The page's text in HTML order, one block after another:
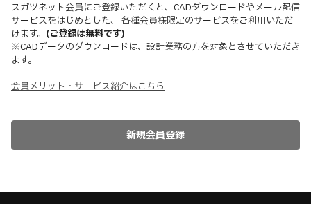
スガツネット会員にご登録いただくと、CADダウンロードやメール配信
サービスをはじめとした、 各種会員様限定のサービスをご利用いただ
けます。 (ご登録は無料です)
※CADデータのダウンロードは、設計業務の方を対象とさせていただき
ます。
会員メリット・サービス紹介はこちら